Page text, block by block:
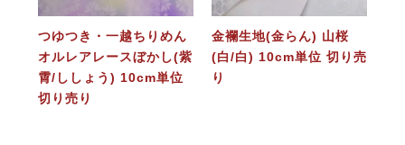
つゆつき・一越ちりめん
オルレアレースぼかし(紫
霄/ししょう) 10cm単位
切り売り
金襴生地(金らん) 山桜
(白/白) 10cm単位 切り売
り